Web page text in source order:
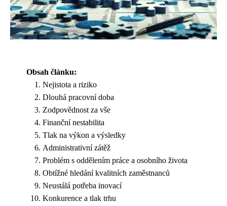
Obsah článku:
Nejistota a riziko
Dlouhá pracovní doba
Zodpovědnost za vše
Finanční nestabilita
Tlak na výkon a výsledky
Administrativní zátěž
Problém s oddělením práce a osobního života
Obtížné hledání kvalitních zaměstnanců
Neustálá potřeba inovací
Konkurence a tlak trhu